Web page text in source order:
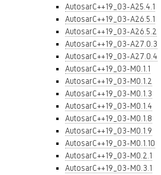
AutosarC++19_03-A25.4.1
AutosarC++19_03-A26.5.1
AutosarC++19_03-A26.5.2
AutosarC++19_03-A27.0.3
AutosarC++19_03-A27.0.4
AutosarC++19_03-M0.1.1
AutosarC++19_03-M0.1.2
AutosarC++19_03-M0.1.3
AutosarC++19_03-M0.1.4
AutosarC++19_03-M0.1.8
AutosarC++19_03-M0.1.9
AutosarC++19_03-M0.1.10
AutosarC++19_03-M0.2.1
AutosarC++19_03-M0.3.1